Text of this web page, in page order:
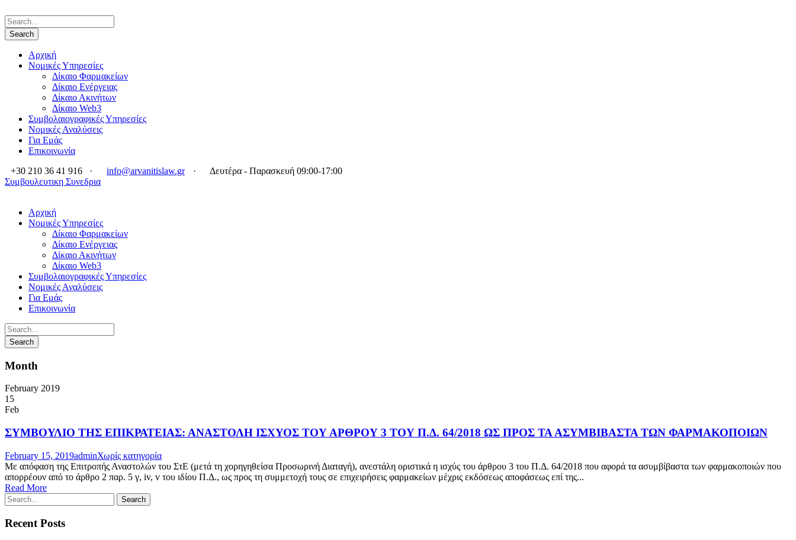
Αρχική
Νομικές Υπηρεσίες
Δίκαιο Φαρμακείων
Δίκαιο Ενέργειας
Δίκαιο Ακινήτων
Δίκαιο Web3
Συμβολαιογραφικές Υπηρεσίες
Νομικές Αναλύσεις
Για Εμάς
Επικοινωνία
+30 210 36 41 916
· info@arvanitislaw.gr ·
Δευτέρα - Παρασκευή 09:00-17:00
Συμβουλευτικη Συνεδρια
Αρχική
Νομικές Υπηρεσίες
Δίκαιο Φαρμακείων
Δίκαιο Ενέργειας
Δίκαιο Ακινήτων
Δίκαιο Web3
Συμβολαιογραφικές Υπηρεσίες
Νομικές Αναλύσεις
Για Εμάς
Επικοινωνία
Month
February 2019
15
Feb
ΣΥΜΒΟΥΛΙΟ ΤΗΣ ΕΠΙΚΡΑΤΕΙΑΣ: ΑΝΑΣΤΟΛΗ ΙΣΧΥΟΣ ΤΟΥ ΑΡΘΡΟΥ 3 ΤΟΥ Π.Δ. 64/2018 ΩΣ ΠΡΟΣ ΤΑ ΑΣΥΜΒΙΒΑΣΤΑ ΤΩΝ ΦΑΡΜΑΚΟΠΟΙΩΝ
February 15, 2019adminΧωρίς κατηγορία
Με απόφαση της Επιτροπής Αναστολών του ΣτΕ (μετά τη χορηγηθείσα Προσωρινή Διαταγή), ανεστάλη οριστικά η ισχύς του άρθρου 3 του Π.Δ. 64/2018 που αφορά τα ασυμβίβαστα των φαρμακοποιών που
απορρέουν από το άρθρο 2 παρ. 5 γ, iv, v του ιδίου Π.Δ., ως προς τη συμμετοχή τους σε επιχειρήσεις φαρμακείων μέχρις εκδόσεως αποφάσεως επί της...
Read More
Recent Posts